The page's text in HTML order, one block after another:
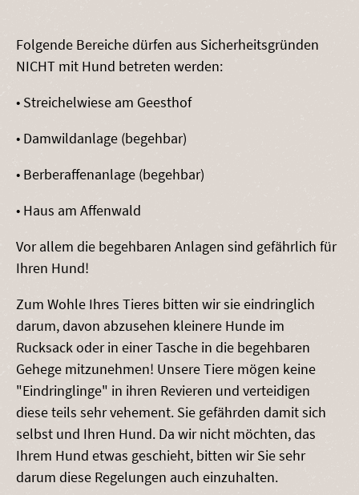
Folgende Bereiche dürfen aus Sicherheitsgründen
NICHT mit Hund betreten werden:
• Streichelwiese am Geesthof
• Damwildanlage (begehbar)
• Berberaffenanlage (begehbar)
• Haus am Affenwald
Vor allem die begehbaren Anlagen sind gefährlich für
Ihren Hund!
Zum Wohle Ihres Tieres bitten wir sie eindringlich
darum, davon abzusehen kleinere Hunde im
Rucksack oder in einer Tasche in die begehbaren
Gehege mitzunehmen! Unsere Tiere mögen keine
"Eindringlinge" in ihren Revieren und verteidigen
diese teils sehr vehement. Sie gefährden damit sich
selbst und Ihren Hund. Da wir nicht möchten, das
Ihrem Hund etwas geschieht, bitten wir Sie sehr
darum diese Regelungen auch einzuhalten.